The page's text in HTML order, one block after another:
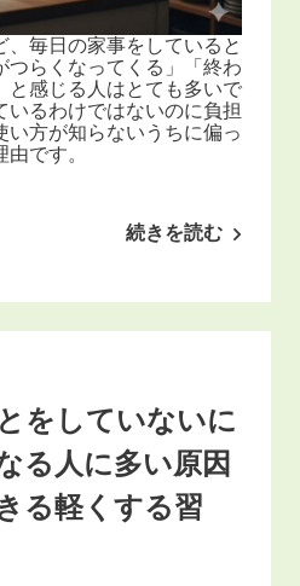
、毎日の家事をしていると
つらくなってくる」「終わ
と感じる人はとても多いで
いるわけではないのに負担
い方が知らないうちに偏っ
です。
続きを読む
をしていないに
る人に多い原因
る軽くする習